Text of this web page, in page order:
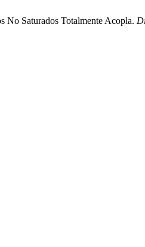
No Saturados Totalmente Acopla.